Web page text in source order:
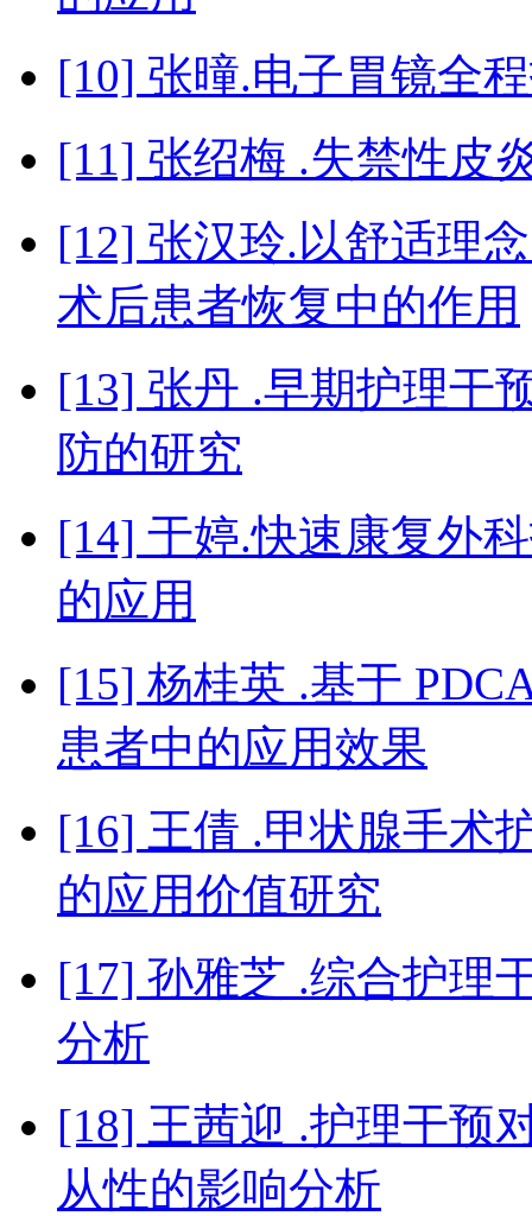
[10] 张曈.电子胃镜全
[11] 张绍梅 .失禁性皮
[12] 张汉玲.以舒适理
术后患者恢复中的作用
[13] 张丹 .早期护理干
防的研究
[14] 于婷.快速康复外
的应用
[15] 杨桂英 .基于
患者中的应用效果
[16] 王倩 .甲状腺手术
的应用价值研究
[17] 孙雅芝 .综合护理
分析
[18] 王茜迎 .护理干预
从性的影响分析